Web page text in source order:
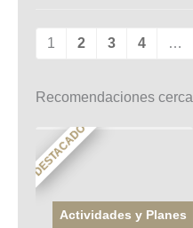
1 2 3 4 …
Recomendaciones cerca
DESTACADO
Actividades y Planes